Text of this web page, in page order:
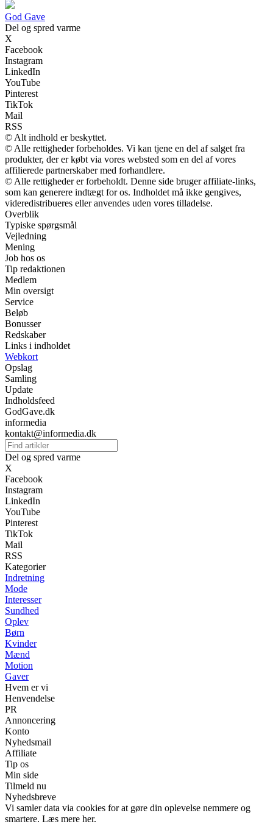
God Gave
Del og spred varme
X
Facebook
Instagram
LinkedIn
YouTube
Pinterest
TikTok
Mail
RSS
© Alt indhold er beskyttet.
© Alle rettigheder forbeholdes. Vi kan tjene en del af salget fra
produkter, der er købt via vores websted som en del af vores
affilierede partnerskaber med forhandlere.
© Alle rettigheder er forbeholdt. Denne side bruger affiliate-links,
som kan generere indtægt for os. Indholdet må ikke gengives,
videredistribueres eller anvendes uden vores tilladelse.
Overblik
Typiske spørgsmål
Vejledning
Mening
Job hos os
Tip redaktionen
Medlem
Min oversigt
Service
Beløb
Bonusser
Redskaber
Links i indholdet
Webkort
Opslag
Samling
Update
Indholdsfeed
GodGave.dk
informedia
kontakt@informedia.dk
Del og spred varme
X
Facebook
Instagram
LinkedIn
YouTube
Pinterest
TikTok
Mail
RSS
Kategorier
Indretning
Mode
Interesser
Sundhed
Oplev
Børn
Kvinder
Mænd
Motion
Gaver
Hvem er vi
Henvendelse
PR
Annoncering
Konto
Nyhedsmail
Affiliate
Tip os
Min side
Tilmeld nu
Nyhedsbreve
Vi samler data via cookies for at gøre din oplevelse nemmere og
smartere. Læs mere her.